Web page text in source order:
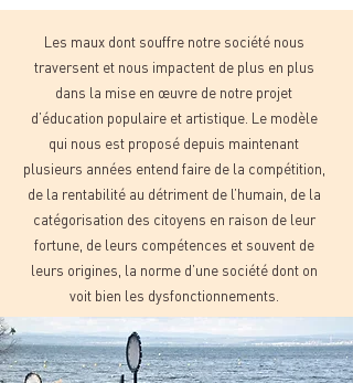
Les maux dont souffre notre société nous
traversent et nous impactent de plus en plus
dans la mise en œuvre de notre projet
d’éducation populaire et artistique. Le modèle
qui nous est proposé depuis maintenant
plusieurs années entend faire de la compétition,
de la rentabilité au détriment de l’humain, de la
catégorisation des citoyens en raison de leur
fortune, de leurs compétences et souvent de
leurs origines, la norme d’une société dont on
voit bien les dysfonctionnements.